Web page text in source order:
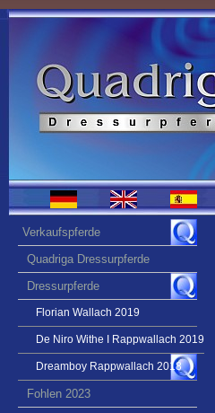
Verkaufspferde
Quadriga Dressurpferde
Dressurpferde
Florian Wallach 2019
De Niro Withe I Rappwallach 2019
Dreamboy Rappwallach 2018
Fohlen 2023